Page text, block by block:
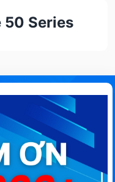
50 Series